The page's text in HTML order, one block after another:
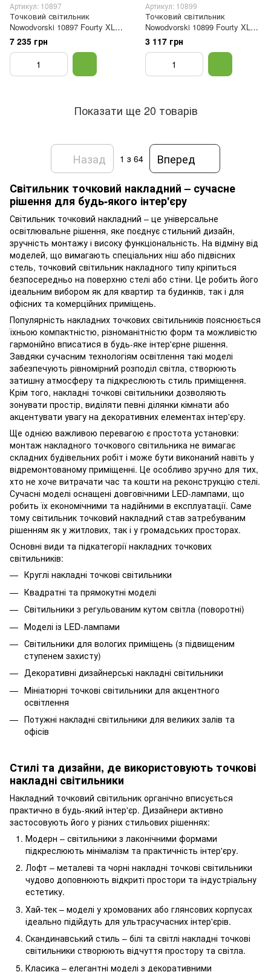
Артикул: 10897
Точковий світильник
Nowodvorski 10897 Fourty XL
GU10 1x10W IP20 Золотий
7 235 грн
Артикул: 10899
Точковий світильник
Nowodvorski 10899 Fourty XL
GU10 1x10W IP20 Темно-сірий
3 117 грн
Показати ще 20 товарів
Назад 1 з 64
Вперед
Світильник точковий накладний – сучасне
рішення для будь-якого інтер'єру
Світильник точковий накладний – це універсальне
освітлювальне рішення, яке поєднує стильний дизайн,
зручність монтажу і високу функціональність. На відміну від
моделей, що вимагають спеціальних ніш або підвісних
стель, точковий світильник накладного типу кріпиться
безпосередньо на поверхню стелі або стіни. Це робить його
ідеальним вибором як для квартир та будинків, так і для
офісних та комерційних приміщень.
Популярність накладних точкових світильників пояснюється
їхньою компактністю, різноманітністю форм та можливістю
гармонійно вписатися в будь-яке інтер'єрне рішення.
Завдяки сучасним технологіям освітлення такі моделі
забезпечують рівномірний розподіл світла, створюють
затишну атмосферу та підкреслюють стиль приміщення.
Крім того, накладні точкові світильники дозволяють
зонувати простір, виділяти певні ділянки кімнати або
акцентувати увагу на декоративних елементах інтер'єру.
Ще однією важливою перевагою є простота установки:
монтаж накладного точкового світильника не вимагає
складних будівельних робіт і може бути виконаний навіть у
відремонтованому приміщенні. Це особливо зручно для тих,
хто не хоче витрачати час та кошти на реконструкцію стелі.
Сучасні моделі оснащені довговічними LED-лампами, що
робить їх економічними та надійними в експлуатації. Саме
тому світильник точковий накладний став затребуваним
рішенням як у житлових, так і у громадських просторах.
Основні види та підкатегорії накладних точкових
світильників:
Круглі накладні точкові світильники
Квадратні та прямокутні моделі
Світильники з регульованим кутом світла (поворотні)
Моделі із LED-лампами
Світильники для вологих приміщень (з підвищеним
ступенем захисту)
Декоративні дизайнерські накладні світильники
Мініатюрні точкові світильники для акцентного
освітлення
Потужні накладні світильники для великих залів та
офісів
Стилі та дизайни, де використовують точкові
накладні світильники
Накладний точковий світильник органічно вписується
практично в будь-який інтер'єр. Дизайнери активно
застосовують його у різних стильових рішеннях:
Модерн – світильники з лаконічними формами
підкреслюють мінімалізм та практичність інтер'єру.
Лофт – металеві та чорні накладні точкові світильники
чудово доповнюють відкриті простори та індустріальну
естетику.
Хай-тек – моделі у хромованих або глянсових корпусах
ідеально підійдуть для ультрасучасних інтер'єрів.
Скандинавський стиль – білі та світлі накладні точкові
світильники створюють відчуття простору та світла.
Класика – елегантні моделі з декоративними